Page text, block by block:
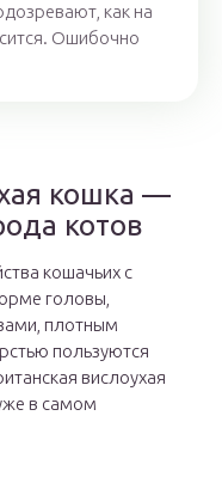
как на
Ошибочно
кошка —
котов
кошачьих с
головы,
плотным
пользуются
вислоухая
в самом